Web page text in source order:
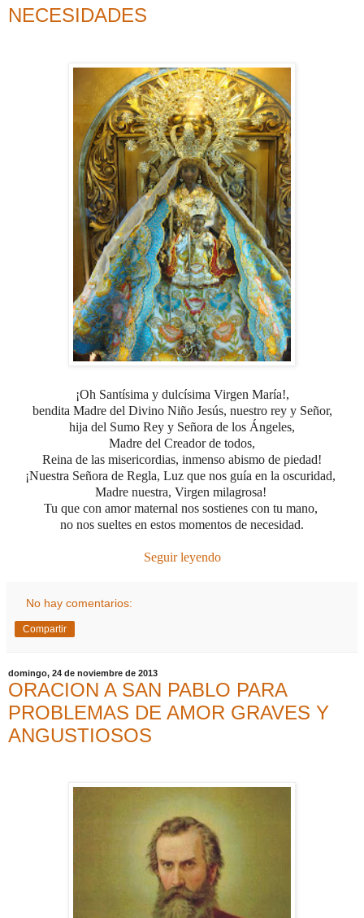
NECESIDADES
¡Oh Santísima y dulcísima Virgen María!,
bendita Madre del Divino Niño Jesús, nuestro rey y Señor,
hija del Sumo Rey y Señora de los Ángeles,
Madre del Creador de todos,
Reina de las misericordias, inmenso abismo de piedad!
¡Nuestra Señora de Regla, Luz que nos guía en la oscuridad,
Madre nuestra, Virgen milagrosa!
Tu que con amor maternal nos sostienes con tu mano,
no nos sueltes en estos momentos de necesidad.
Seguir leyendo
No hay comentarios:
Compartir
domingo, 24 de noviembre de 2013
ORACION A SAN PABLO PARA
PROBLEMAS DE AMOR GRAVES Y
ANGUSTIOSOS